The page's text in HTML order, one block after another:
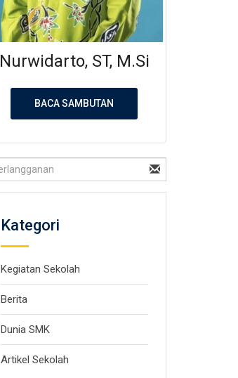
Nurwidarto, ST, M.Si
BACA SAMBUTAN
Kategori
Kegiatan Sekolah
Berita
Dunia SMK
Artikel Sekolah